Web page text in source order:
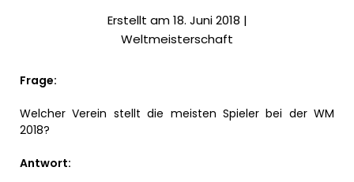
Erstellt am 18. Juni 2018 |
Weltmeisterschaft
Frage:
Welcher Verein stellt die meisten Spieler bei der WM
2018?
Antwort: